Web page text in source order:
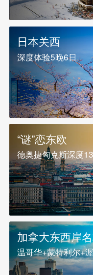
日本关西
深度体验5晚6日
“谜”恋东欧
德奥捷匈克斯深度
加拿大东西岸
温哥华+蒙特利尔+